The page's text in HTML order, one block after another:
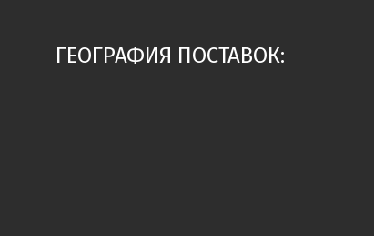
ГЕОГРАФИЯ ПОСТАВОК: